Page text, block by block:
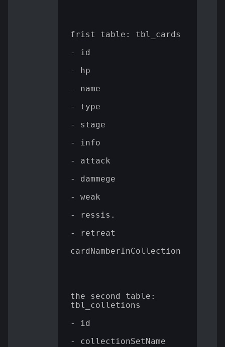
frist table: tbl_cards
- id
- hp
- name
- type
- stage
- info
- attack
- dammege
- weak
- ressis.
- retreat
cardNamberInCollection
the second table:
tbl_colletions
- id
- collectionSetName